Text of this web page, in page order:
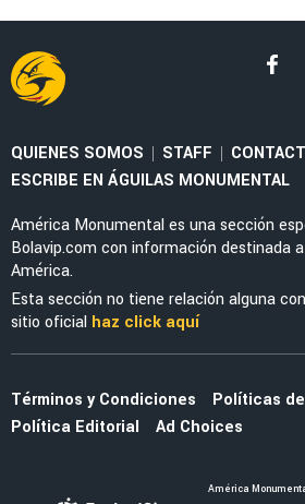
NOTICIAS
La alineación del América de
Almada con el refuerzo